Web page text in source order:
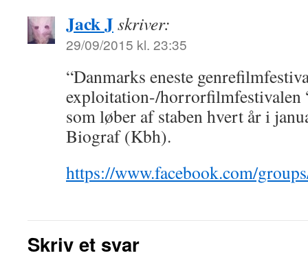
Jack Jskriver:
29/09/2015 kl. 23:35
“Danmarks eneste
exploitation-/horrorfilmfestivalen
som løber af staben hvert år i
Biograf (Kbh).
https://www.facebook.com/
Skriv et svar